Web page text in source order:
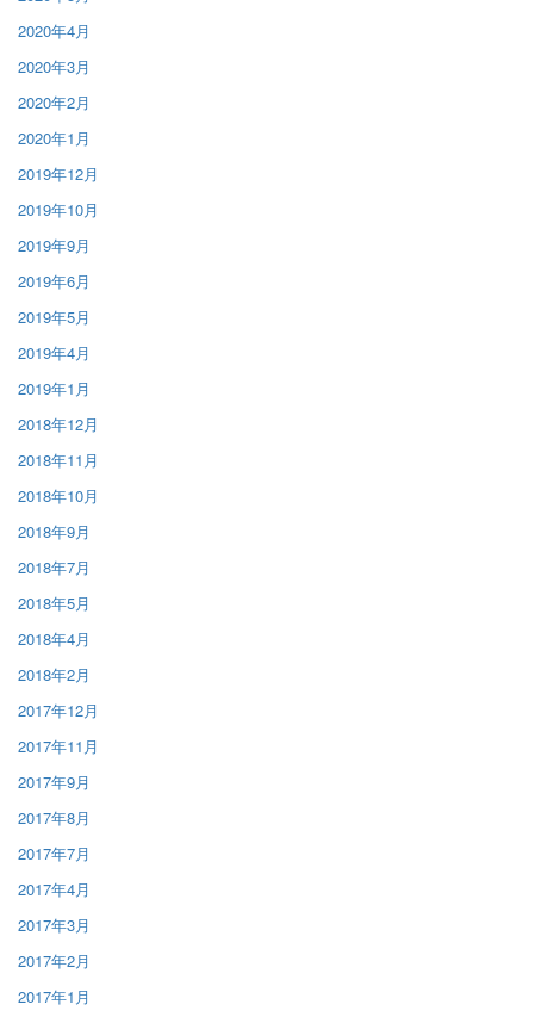
2020年4月
2020年3月
2020年2月
2020年1月
2019年12月
2019年10月
2019年9月
2019年6月
2019年5月
2019年4月
2019年1月
2018年12月
2018年11月
2018年10月
2018年9月
2018年7月
2018年5月
2018年4月
2018年2月
2017年12月
2017年11月
2017年9月
2017年8月
2017年7月
2017年4月
2017年3月
2017年2月
2017年1月